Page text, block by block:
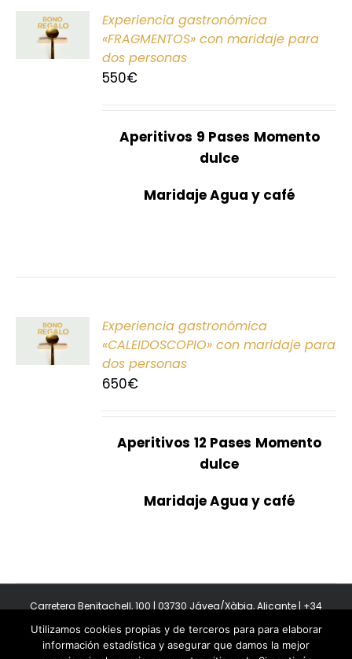
Experiencia gastronómica
«FRAGMENTOS» con maridaje para
dos personas
550€
Aperitivos 9 Pases Momento
dulce
Maridaje Agua y café
Experiencia gastronómica
«CALEIDOSCOPIO» con maridaje para
dos personas
650€
Aperitivos 12 Pases Momento
dulce
Maridaje Agua y café
Carretera Benitachell, 100 | 03730 Jávea/Xàbia, Alicante | +34
Copyright 2011-2026 BonAmb Restaurant | All Rights Reserved |
Política de privacidad|Powered by Insertcom
Utilizamos cookies propias y de terceros para para elaborar
información estadística y asegurar que damos la mejor